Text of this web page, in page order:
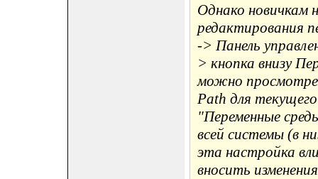
Однако новичкам
редактирования
-> Панель
> кнопка внизу
можно
Path для
"Переменные
всей системы (в
эта настройка
вносить